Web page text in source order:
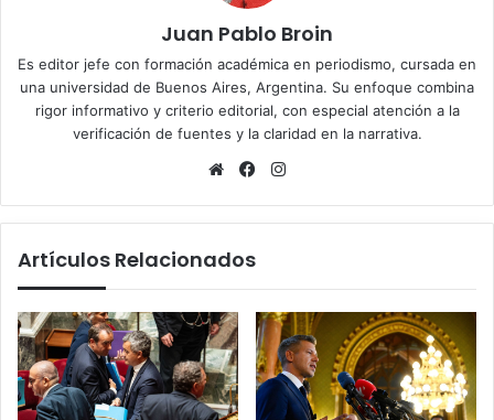
Juan Pablo Broin
Es editor jefe con formación académica en periodismo, cursada en
una universidad de Buenos Aires, Argentina. Su enfoque combina
rigor informativo y criterio editorial, con especial atención a la
verificación de fuentes y la claridad en la narrativa.
Sitio
Facebook
Artículos Relacionados